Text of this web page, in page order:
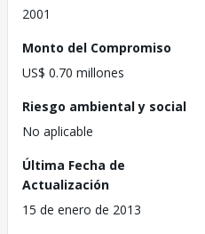
2001
Monto del Compromiso
US$ 0.70 millones
Riesgo ambiental y social
No aplicable
Última Fecha de
Actualización
15 de enero de 2013